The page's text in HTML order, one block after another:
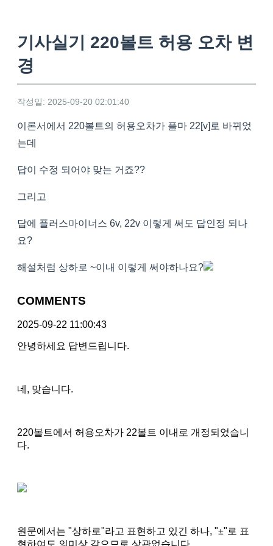
기사실기 220볼트 허용 오차 변
경
작성일: 2025-09-20 02:01:40
이론서에서 220볼트의 허용오차가 플마 22[v]로 바뀌었
는데
답이 수정 되어야 맞는 거죠??
그리고
답에 플러스마이너스 6v, 22v 이렇게 써도 답인정 되나
요?
해설처럼 상하로 ~이내 이렇게 써야하나요?
COMMENTS
2025-09-22 11:00:43
안녕하세요 답변드립니다.
네, 맞습니다.
220볼트에서 허용오차가 22볼트 이내로 개정되었습니
다.
원문에서는 "상하로"라고 표현하고 있긴 하나, "±"로 표
현하여도 의미상 같으므로 상관없습니다.